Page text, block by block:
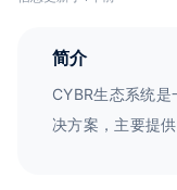
简介
CYBR生态系统
决方案，主要提